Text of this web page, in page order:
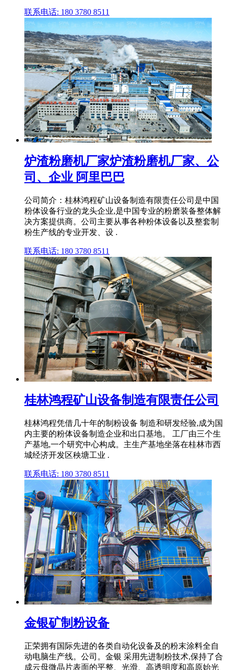
联系电话: 180 3780 8511
炉渣粉磨机厂家炉渣粉磨机厂家、公
司、企业 阿里巴巴
公司简介：桂林鸿程矿山设备制造有限责任公司是中国
粉体设备行业的龙头企业,是中国专业的粉磨装备整体解
决方案提供商。公司主要从事各种粉体设备以及整套制
粉生产线的专业开发、设 .
联系电话: 180 3780 8511
桂林鸿程矿山设备制造有限责任公司
桂林鸿程凭借几十年的制粉设备 制造和研发经验,成为国
内主要的粉体设备制造企业和出口基地。 工厂由三个生
产基地,一个研究中心构成。主生产基地坐落在桂林市西
城经济开发区秧塘工业 .
联系电话: 180 3780 8511
金银矿制粉设备
正荣拥有国际先进的各类自动化设备及的粉末涂料全自
动电脑生产线。公司。金银 采用先进制粉技术,保持了合
成云母微晶片表面的平整、光滑、高透明度和高原始光